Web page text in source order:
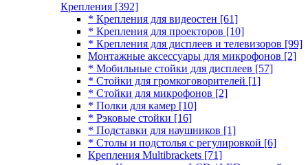
Крепления [392]
* Крепления для видеостен [61]
* Крепления для проекторов [10]
* Крепления для дисплеев и телевизоров [99]
Монтажные аксессуары для микрофонов [2]
* Мобильные стойки для дисплеев [57]
* Стойки для громкоговорителей [1]
* Стойки для микрофонов [2]
* Полки для камер [10]
* Рэковые стойки [16]
* Подставки для наушников [1]
* Столы и подстолья с регулировкой [6]
Крепления Multibrackets [71]